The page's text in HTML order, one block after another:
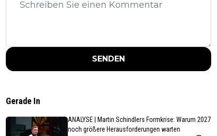
SENDEN
Gerade In
ANALYSE | Martin Schindlers Formkrise: Warum 2027
noch größere Herausforderungen warten